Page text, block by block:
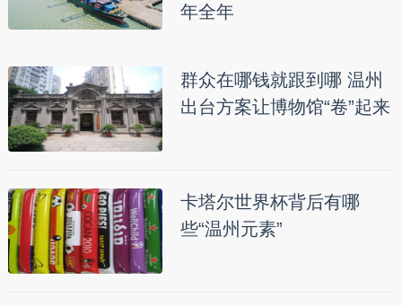
年全年
群众在哪钱就跟到哪 温州
出台方案让博物馆“卷”起来
卡塔尔世界杯背后有哪
些“温州元素”